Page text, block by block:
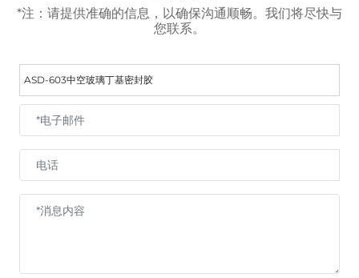
*注：请提供准确的信息，以确保沟通顺畅。我们将尽快与
您联系。
ASD-603中空玻璃丁基密封胶